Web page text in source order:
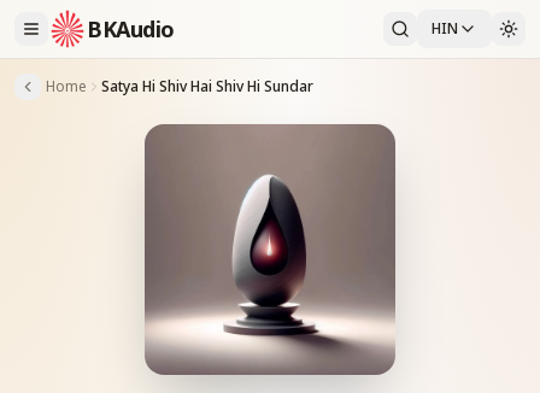
BKAudio HIN
Home Satya Hi Shiv Hai Shiv Hi Sundar